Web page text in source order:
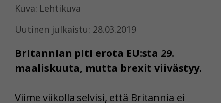
Kuva: Lehtikuva
Uutinen julkaistu: 28.03.2019
Britannian piti erota EU:sta 29.
maaliskuuta, mutta brexit viivästyy.
Viime viikolla selvisi, että Britannia ei